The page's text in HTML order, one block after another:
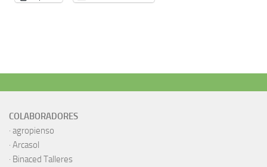
COLABORADORES
· agropienso
· Arcasol
· Binaced Talleres